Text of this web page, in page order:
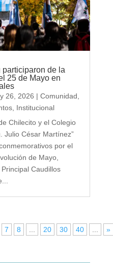
de la
25 de Mayo en
26, 2026 | Comunidad
, Institucional
Chilecito y el Colegio
Julio César Martínez”
por el
de Mayo,
Caudillos
7 8 20 30 40
»